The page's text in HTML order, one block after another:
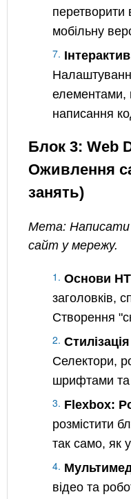
перетворити
мобільну
написання
Блок 3: Web
Оживлення
занять)
Мета: Написати
сайт у мережу.
Основи
заголовків,
Створення
Селектори,
шрифтами та
Flexbox:
розмістити
так само, як
відео та